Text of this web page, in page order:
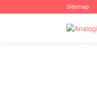
Sitemap